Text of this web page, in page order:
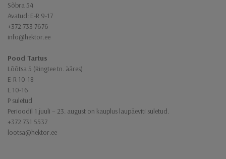
Sõbra 54
Avatud: E-R 9-17
+372 733 7676
info@hektor.ee
Pood Tartus
Lõõtsa 5 (Ringtee tn. ääres)
E-R 10-18
L 10-16
P suletud
Perioodil 1.juuli – 23. august on kauplus laupäeviti suletud.
+372 731 5537
lootsa@hektor.ee